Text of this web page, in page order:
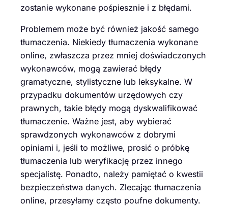
zostanie wykonane pośpiesznie i z błędami.
Problemem może być również jakość samego
tłumaczenia. Niekiedy tłumaczenia wykonane
online, zwłaszcza przez mniej doświadczonych
wykonawców, mogą zawierać błędy
gramatyczne, stylistyczne lub leksykalne. W
przypadku dokumentów urzędowych czy
prawnych, takie błędy mogą dyskwalifikować
tłumaczenie. Ważne jest, aby wybierać
sprawdzonych wykonawców z dobrymi
opiniami i, jeśli to możliwe, prosić o próbkę
tłumaczenia lub weryfikację przez innego
specjalistę. Ponadto, należy pamiętać o kwestii
bezpieczeństwa danych. Zlecając tłumaczenia
online, przesyłamy często poufne dokumenty.